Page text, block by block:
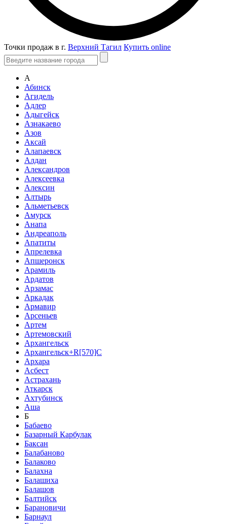
Точки продаж в г. Верхний Тагил Купить online
А
Абинск
Агидель
Адлер
Адыгейск
Азнакаево
Азов
Аксай
Алапаевск
Алдан
Александров
Алексеевка
Алексин
Алтырь
Альметьевск
Амурск
Анапа
Андреаполь
Апатиты
Апрелевка
Апшеронск
Арамиль
Ардатов
Арзамас
Аркадак
Армавир
Арсеньев
Артем
Артемовский
Архангельск
Архангельск+R[570]C
Архара
Асбест
Астрахань
Аткарск
Ахтубинск
Аша
Б
Бабаево
Базарный Карбулак
Баксан
Балабаново
Балаково
Балахна
Балашиха
Балашов
Балтийск
Барановичи
Барнаул